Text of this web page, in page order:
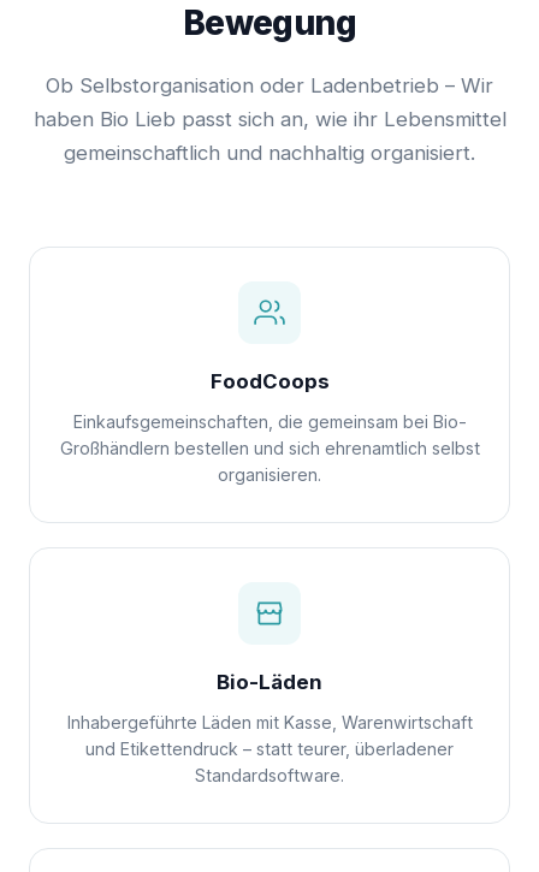
Bewegung
Ob Selbstorganisation oder Ladenbetrieb – Wir
haben Bio Lieb passt sich an, wie ihr Lebensmittel
gemeinschaftlich und nachhaltig organisiert.
FoodCoops
Einkaufsgemeinschaften, die gemeinsam bei Bio-
Großhändlern bestellen und sich ehrenamtlich selbst
organisieren.
Bio-Läden
Inhabergeführte Läden mit Kasse, Warenwirtschaft
und Etikettendruck – statt teurer, überladener
Standardsoftware.